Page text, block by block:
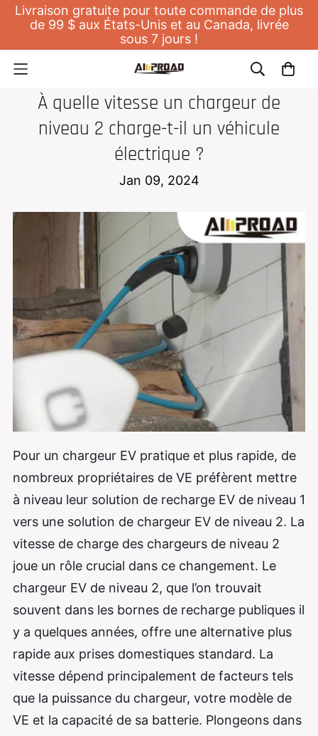
Livraison gratuite pour toute commande de plus
de 99 $ aux États-Unis et au Canada, livrée
sous 7 jours !
À quelle vitesse un chargeur de
niveau 2 charge-t-il un véhicule
électrique ?
Jan 09, 2024
Pour un chargeur EV pratique et plus rapide, de
nombreux propriétaires de VE préfèrent mettre
à niveau leur solution de recharge EV de niveau 1
vers une solution de chargeur EV de niveau 2. La
vitesse de charge des chargeurs de niveau 2
joue un rôle crucial dans ce changement. Le
chargeur EV de niveau 2, que l’on trouvait
souvent dans les bornes de recharge publiques il
y a quelques années, offre une alternative plus
rapide aux prises domestiques standard. La
vitesse dépend principalement de facteurs tels
que la puissance du chargeur, votre modèle de
VE et la capacité de sa batterie. Plongeons dans